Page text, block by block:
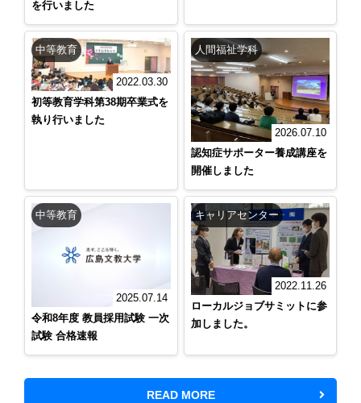
を行いました
中等教育
2022.03.30
初等教育学科第38期卒業式を
執り行いました
人間福祉学科
2026.07.10
認知症サポーター養成講座を
開催しました
中等教育
2025.07.14
令和8年度 教員採用試験 一次
試験 合格速報
キャリアセンター
2022.11.26
ローカルジョブサミットに参
加しました。
READ MORE